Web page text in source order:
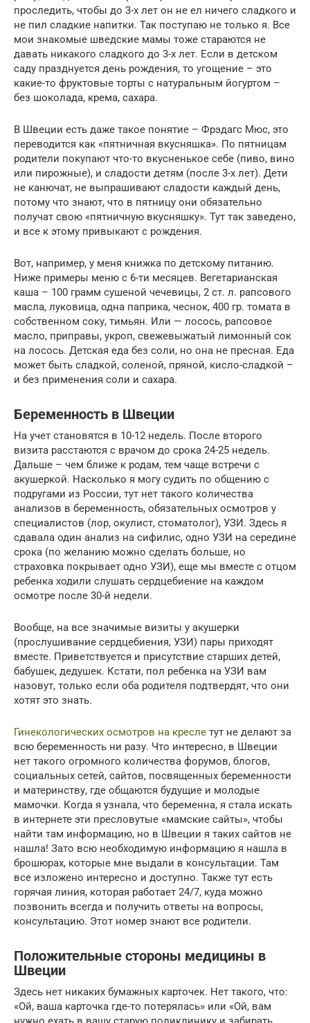
проследить, чтобы до 3-х лет он не ел ничего сладкого и
не пил сладкие напитки. Так поступаю не только я. Все
мои знакомые шведские мамы тоже стараются не
давать никакого сладкого до 3-х лет. Если в детском
саду празднуется день рождения, то угощение – это
какие-то фруктовые торты с натуральным йогуртом –
без шоколада, крема, сахара.
В Швеции есть даже такое понятие – Фрэдагс Мюс, это
переводится как «пятничная вкусняшка». По пятницам
родители покупают что-то вкусненькое себе (пиво, вино
или пирожные), и сладости детям (после 3-х лет). Дети
не канючат, не выпрашивают сладости каждый день,
потому что знают, что в пятницу они обязательно
получат свою «пятничную вкусняшку». Тут так заведено,
и все к этому привыкают с рождения.
Вот, например, у меня книжка по детскому питанию.
Ниже примеры меню с 6-ти месяцев. Вегетарианская
каша – 100 грамм сушеной чечевицы, 2 ст. л. рапсового
масла, луковица, одна паприка, чеснок, 400 гр. томата в
собственном соку, тимьян. Или — лосось, рапсовое
масло, приправы, укроп, свежевыжатый лимонный сок
на лосось. Детская еда без соли, но она не пресная. Еда
может быть сладкой, соленой, пряной, кисло-сладкой –
и без применения соли и сахара.
Беременность в Швеции
На учет становятся в 10-12 недель. После второго
визита расстаются с врачом до срока 24-25 недель.
Дальше – чем ближе к родам, тем чаще встречи с
акушеркой. Насколько я могу судить по общению с
подругами из России, тут нет такого количества
анализов в беременность, обязательных осмотров у
специалистов (лор, окулист, стоматолог), УЗИ. Здесь я
сдавала один анализ на сифилис, одно УЗИ на середине
срока (по желанию можно сделать больше, но
страховка покрывает одно УЗИ), еще мы вместе с отцом
ребенка ходили слушать сердцебиение на каждом
осмотре после 30-й недели.
Вообще, на все значимые визиты у акушерки
(прослушивание сердцебиения, УЗИ) пары приходят
вместе. Приветствуется и присутствие старших детей,
бабушек, дедушек. Кстати, пол ребенка на УЗИ вам
назовут, только если оба родителя подтвердят, что они
хотят это знать.
Гинекологических осмотров на кресле тут не делают за
всю беременность ни разу. Что интересно, в Швеции
нет такого огромного количества форумов, блогов,
социальных сетей, сайтов, посвященных беременности
и материнству, где общаются будущие и молодые
мамочки. Когда я узнала, что беременна, я стала искать
в интернете эти пресловутые «мамские сайты», чтобы
найти там информацию, но в Швеции я таких сайтов не
нашла! Зато всю необходимую информацию я нашла в
брошюрах, которые мне выдали в консультации. Там
все изложено интересно и доступно. Также тут есть
горячая линия, которая работает 24/7, куда можно
позвонить всегда и получить ответы на вопросы,
консультацию. Этот номер знают все родители.
Положительные стороны медицины в
Швеции
Здесь нет никаких бумажных карточек. Нет такого, что:
«Ой, ваша карточка где-то потерялась» или «Ой, вам